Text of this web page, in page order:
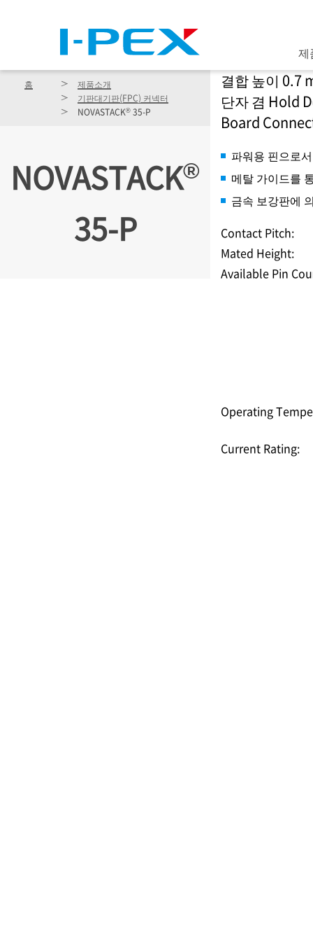
제
홈
제품소개
기판대기판(FPC) 커넥터
NOVASTACK® 35-P
NOVASTACK®
35-P
결합 높이 0.7
단자 겸 Hold
Board
파워용 핀으로
메탈 가이드를
금속 보강판에
Contact Pitch:
Mated Height:
Available Pin
Operating
Current Rating: